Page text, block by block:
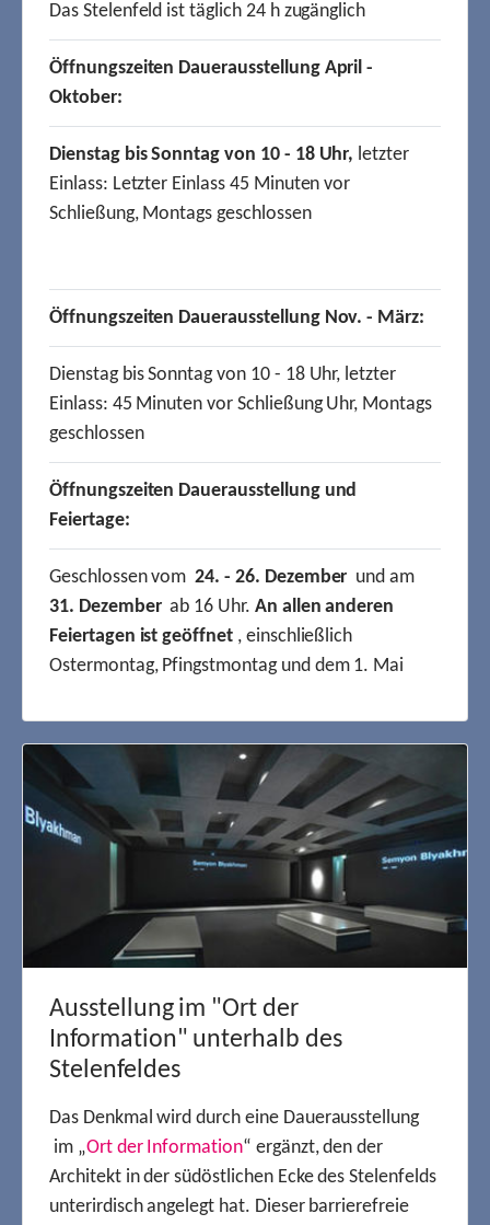
Ausstellung im "Ort der
Information" unterhalb des
Stelenfeldes
Das Denkmal wird durch eine Dauerausstellung
im „Ort der Information“ ergänzt, den der
Architekt in der südöstlichen Ecke des Stelenfelds
unterirdisch angelegt hat. Dieser barrierefreie
Das Stelenfeld ist täglich 24 h zugänglich
Öffnungszeiten Dauerausstellung April -
Oktober:
Dienstag bis Sonntag von 10 - 18 Uhr, letzter
Einlass: Letzter Einlass 45 Minuten vor
Schließung, Montags geschlossen
Öffnungszeiten Dauerausstellung Nov. - März:
Dienstag bis Sonntag von 10 - 18 Uhr, letzter
Einlass: 45 Minuten vor Schließung Uhr, Montags
geschlossen
Öffnungszeiten Dauerausstellung und
Feiertage:
Geschlossen vom24. - 26. Dezember und am
31. Dezemberab 16 Uhr. An allen anderen
Feiertagen ist geöffnet, einschließlich
Ostermontag, Pfingstmontag und dem 1. Mai